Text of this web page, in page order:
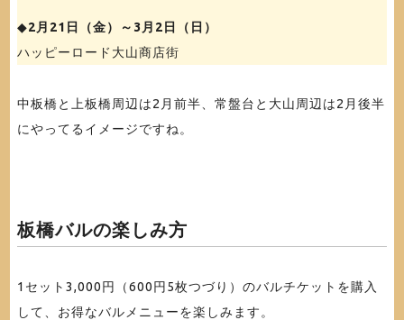
◆2月21日（金）～3月2日（日）
ハッピーロード大山商店街
中板橋と上板橋周辺は2月前半、常盤台と大山周辺は2月後半
にやってるイメージですね。
板橋バルの楽しみ方
1セット3,000円（600円5枚つづり）のバルチケットを購入
して、お得なバルメニューを楽しみます。